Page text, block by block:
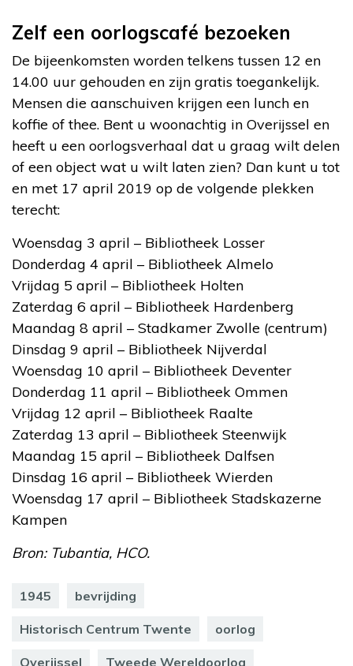
Zelf een oorlogscafé bezoeken
De bijeenkomsten worden telkens tussen 12 en
14.00 uur gehouden en zijn gratis toegankelijk.
Mensen die aanschuiven krijgen een lunch en
koffie of thee. Bent u woonachtig in Overijssel en
heeft u een oorlogsverhaal dat u graag wilt delen
of een object wat u wilt laten zien? Dan kunt u tot
en met 17 april 2019 op de volgende plekken
terecht:
Woensdag 3 april – Bibliotheek Losser
Donderdag 4 april – Bibliotheek Almelo
Vrijdag 5 april – Bibliotheek Holten
Zaterdag 6 april – Bibliotheek Hardenberg
Maandag 8 april – Stadkamer Zwolle (centrum)
Dinsdag 9 april – Bibliotheek Nijverdal
Woensdag 10 april – Bibliotheek Deventer
Donderdag 11 april – Bibliotheek Ommen
Vrijdag 12 april – Bibliotheek Raalte
Zaterdag 13 april – Bibliotheek Steenwijk
Maandag 15 april – Bibliotheek Dalfsen
Dinsdag 16 april – Bibliotheek Wierden
Woensdag 17 april – Bibliotheek Stadskazerne
Kampen
Bron: Tubantia, HCO.
1945 bevrijding
Historisch Centrum Twente oorlog
Overijssel Tweede Wereldoorlog